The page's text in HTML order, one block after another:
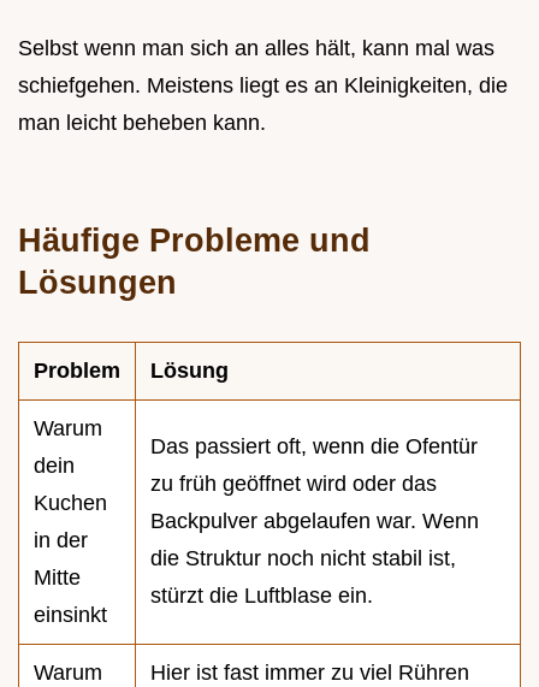
Selbst wenn man sich an alles hält, kann mal was
schiefgehen. Meistens liegt es an Kleinigkeiten, die
man leicht beheben kann.
Häufige Probleme und
Lösungen
Problem Lösung
Warum
dein
Kuchen
in der
Mitte
einsinkt
Das passiert oft, wenn die Ofentür
zu früh geöffnet wird oder das
Backpulver abgelaufen war. Wenn
die Struktur noch nicht stabil ist,
stürzt die Luftblase ein.
Warum
Hier ist fast immer zu viel Rühren